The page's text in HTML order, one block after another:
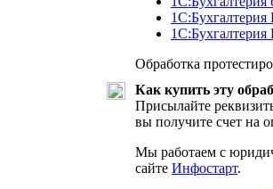
Обработка
Как купить эту
Присылайте
вы получите счет на
Мы работаем с
сайте Инфостарт.